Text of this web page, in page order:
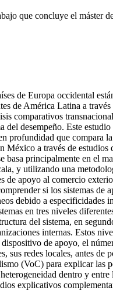
que concluye el máster
de Europa occidental
de América Latina a
comparativos
del desempeño. Este
profundidad que compara
a través de estudios
principalmente en el
y utilizando una
de apoyo al comercio
si los sistemas de
debido a especificidades
en tres niveles
del sistema, en
internas. Estos
de apoyo, el
sus redes locales, antes de
(VoC) para explicar las
dentro y entre
explicativos